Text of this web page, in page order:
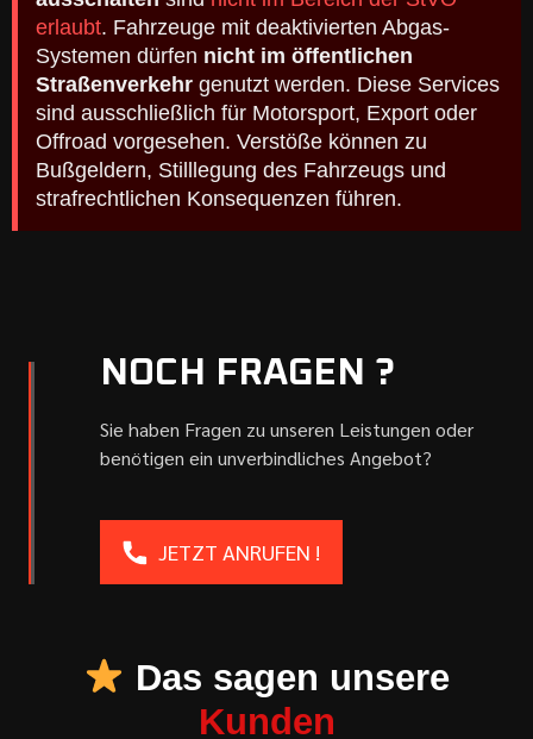
erlaubt. Fahrzeuge mit deaktivierten Abgas-
Systemen dürfen nicht im öffentlichen
Straßenverkehr genutzt werden. Diese Services
sind ausschließlich für Motorsport, Export oder
Offroad vorgesehen. Verstöße können zu
Bußgeldern, Stilllegung des Fahrzeugs und
strafrechtlichen Konsequenzen führen.
NOCH FRAGEN ?
Sie haben Fragen zu unseren Leistungen oder
benötigen ein unverbindliches Angebot?
JETZT ANRUFEN !
Das sagen unsere
Kunden